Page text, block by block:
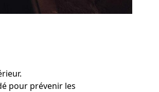
pour prévenir les